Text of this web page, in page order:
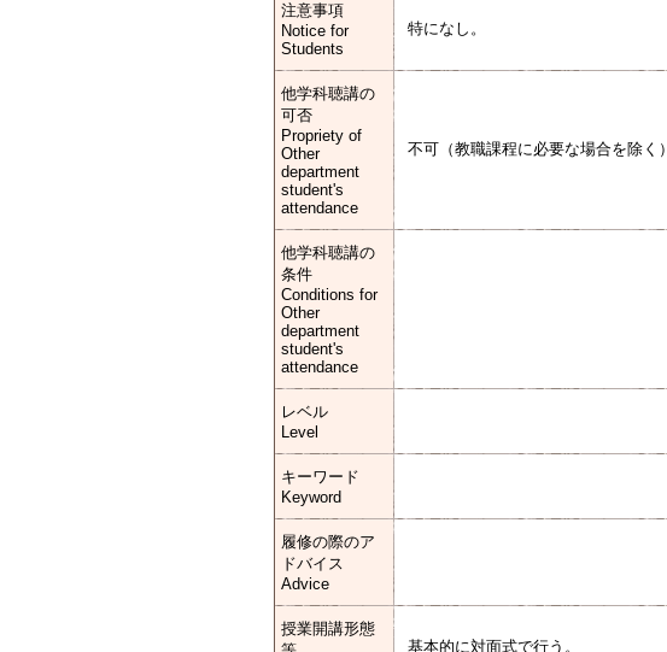
注意事項
Notice for
Students
特になし。
他学科聴講の
可否
Propriety of
Other
department
student's
attendance
不可（教職課程に必要な場合を除く）
他学科聴講の
条件
Conditions for
Other
department
student's
attendance
レベル
Level
キーワード
Keyword
履修の際のア
ドバイス
Advice
授業開講形態
基本的に対面式で行う。